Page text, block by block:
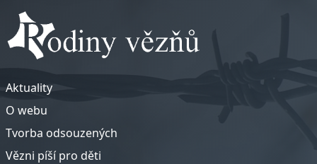
Aktuality
O webu
Tvorba odsouzených
Vězni píší pro děti